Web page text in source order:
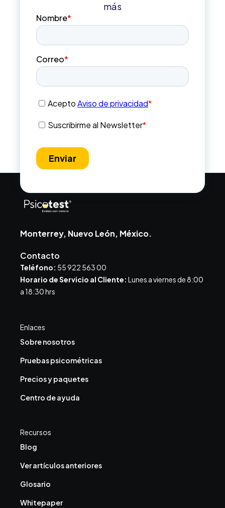
más
Monterrey, Nuevo León, México.
Contacto
Teléfono: 55 922 563 00
Horario de Servicio al Cliente: Lunes a viernes de 8:00
a 18:30 hrs
Enlaces
Sobre nosotros
Pruebas psicométricas
Precios y paquetes
Centro de ayuda
Recursos
Blog
Ver artículos anteriores
Glosario
Whitepaper